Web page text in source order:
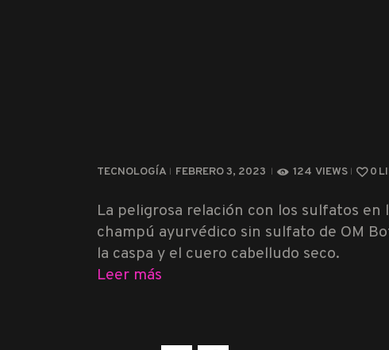
TECNOLOGÍA FEBRERO 3, 2023 124 VIEWS 0
La peligrosa relación con los sulfatos
champú ayurvédico sin sulfato de OM
la caspa y el cuero cabelludo seco.
Leer más